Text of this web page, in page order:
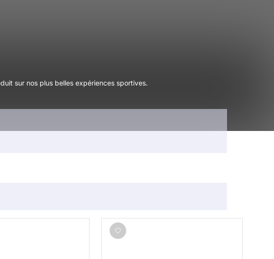
sur nos plus belles expériences sportives.